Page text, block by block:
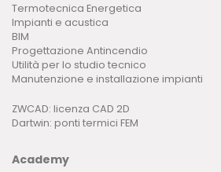
Termotecnica Energetica
Impianti e acustica
BIM
Progettazione Antincendio
Utilità per lo studio tecnico
Manutenzione e installazione impianti
ZWCAD: licenza CAD 2D
Dartwin: ponti termici FEM
Academy